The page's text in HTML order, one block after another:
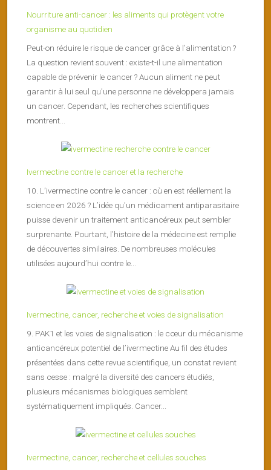
Nourriture anti-cancer : les aliments qui protègent votre
organisme au quotidien
Peut-on réduire le risque de cancer grâce à l’alimentation ?
La question revient souvent : existe-t-il une alimentation
capable de prévenir le cancer ? Aucun aliment ne peut
garantir à lui seul qu’une personne ne développera jamais
un cancer. Cependant, les recherches scientifiques
montrent...
Ivermectine contre le cancer et la recherche
10. L’ivermectine contre le cancer : où en est réellement la
science en 2026 ? L’idée qu’un médicament antiparasitaire
puisse devenir un traitement anticancéreux peut sembler
surprenante. Pourtant, l’histoire de la médecine est remplie
de découvertes similaires. De nombreuses molécules
utilisées aujourd’hui contre le...
Ivermectine, cancer, recherche et voies de signalisation
9. PAK1 et les voies de signalisation : le cœur du mécanisme
anticancéreux potentiel de l’ivermectine Au fil des études
présentées dans cette revue scientifique, un constat revient
sans cesse : malgré la diversité des cancers étudiés,
plusieurs mécanismes biologiques semblent
systématiquement impliqués. Cancer...
Ivermectine, cancer, recherche et cellules souches